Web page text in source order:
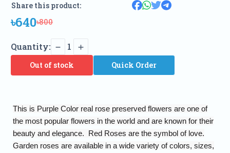
Share this product:
৳640৳800
Quantity: 1
Out of stock Quick Order
This is Purple Color real rose preserved flowers are one of
the most popular flowers in the world and are known for their
beauty and elegance. Red Roses are the symbol of love.
Garden roses are available in a wide variety of colors, sizes,